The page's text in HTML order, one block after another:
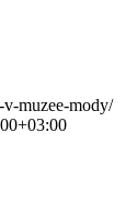
muzee-mody/